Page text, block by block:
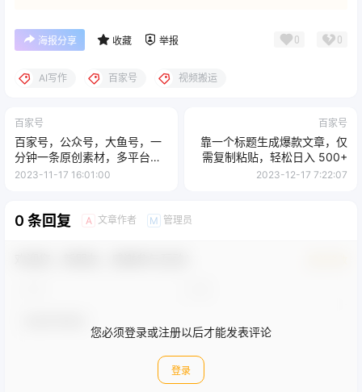
海报分享 收藏 举报 0 0
AI写作 百家号 视频搬运
百家号
百家号，公众号，大鱼号，一
分钟一条原创素材，多平台通
吃流量，日入 4 位数
2023-11-17 16:01:00
百家号
靠一个标题生成爆款文章，仅
需复制粘贴，轻松日入 500+
2023-12-17 7:22:07
0 条回复 A 文章作者 M 管理员
您必须登录或注册以后才能发表评论
登录